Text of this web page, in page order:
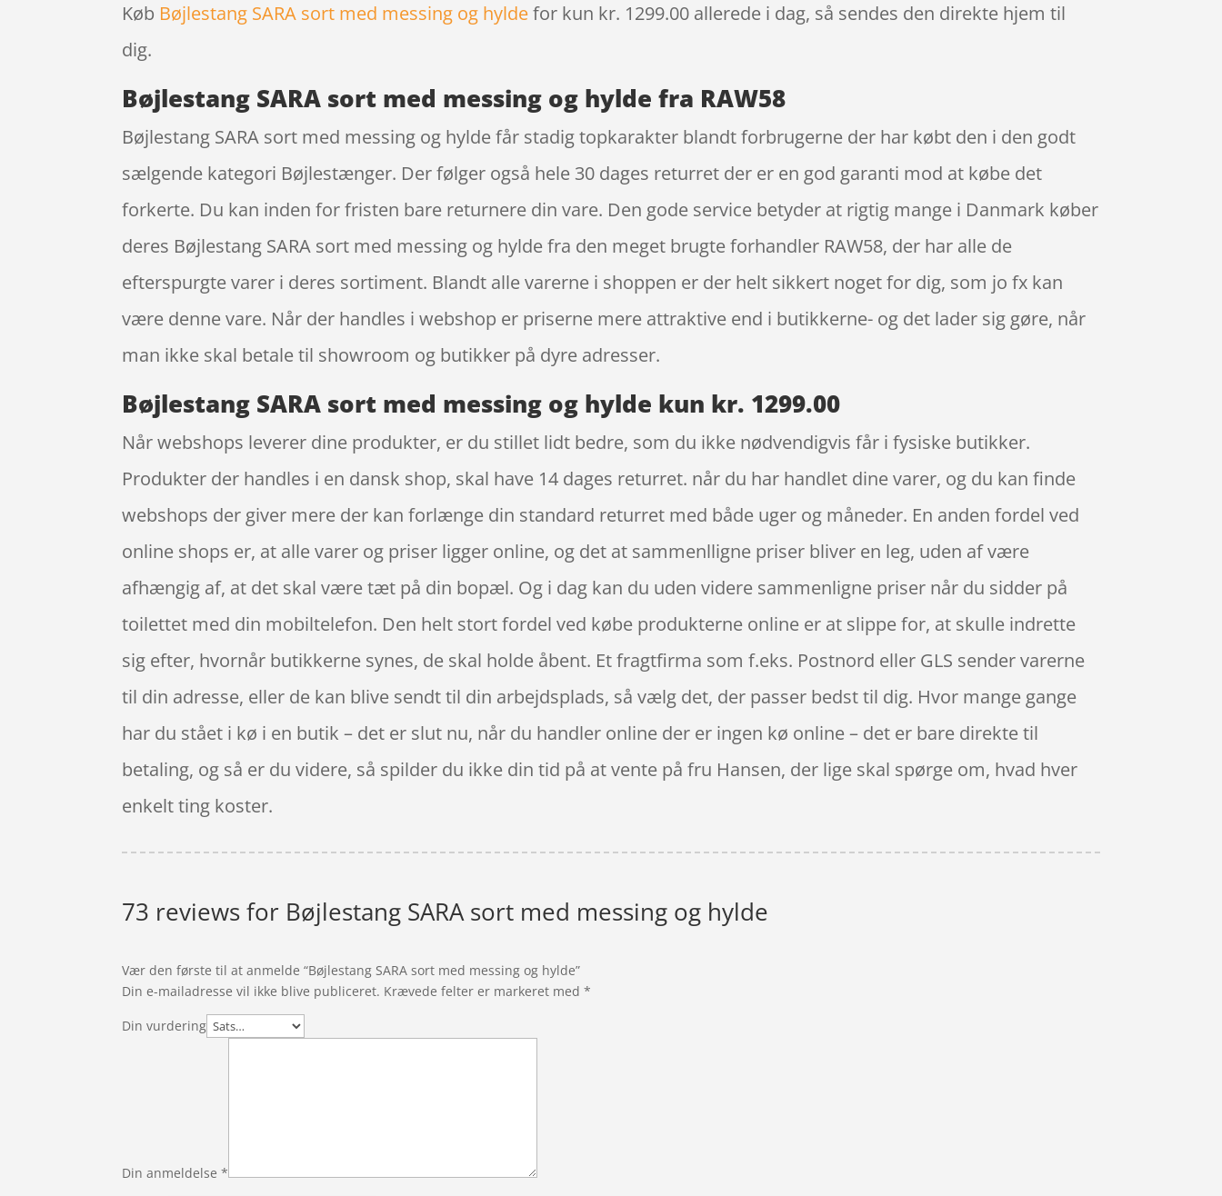
Køb Bøjlestang SARA sort med messing og hyldefor kun kr. 1299.00 allerede i dag, så sendes den direkte hjem til
dig.
Bøjlestang SARA sort med messing og hylde fra RAW58
Bøjlestang SARA sort med messing og hylde får stadig topkarakter blandt forbrugerne der har købt den i den godt
sælgende kategori Bøjlestænger. Der følger også hele 30 dages returret der er en god garanti mod at købe det
forkerte. Du kan inden for fristen bare returnere din vare. Den gode service betyder at rigtig mange i Danmark køber
deres Bøjlestang SARA sort med messing og hylde fra den meget brugte forhandler RAW58, der har alle de
efterspurgte varer i deres sortiment. Blandt alle varerne i shoppen er der helt sikkert noget for dig, som jo fx kan
være denne vare. Når der handles i webshop er priserne mere attraktive end i butikkerne- og det lader sig gøre, når
man ikke skal betale til showroom og butikker på dyre adresser.
Bøjlestang SARA sort med messing og hylde kun kr. 1299.00
Når webshops leverer dine produkter, er du stillet lidt bedre, som du ikke nødvendigvis får i fysiske butikker.
Produkter der handles i en dansk shop, skal have 14 dages returret. når du har handlet dine varer, og du kan finde
webshops der giver mere der kan forlænge din standard returret med både uger og måneder. En anden fordel ved
online shops er, at alle varer og priser ligger online, og det at sammenlligne priser bliver en leg, uden af være
afhængig af, at det skal være tæt på din bopæl. Og i dag kan du uden videre sammenligne priser når du sidder på
toilettet med din mobiltelefon. Den helt stort fordel ved købe produkterne online er at slippe for, at skulle indrette
sig efter, hvornår butikkerne synes, de skal holde åbent. Et fragtfirma som f.eks. Postnord eller GLS sender varerne
til din adresse, eller de kan blive sendt til din arbejdsplads, så vælg det, der passer bedst til dig. Hvor mange gange
har du stået i kø i en butik – det er slut nu, når du handler online der er ingen kø online – det er bare direkte til
betaling, og så er du videre, så spilder du ikke din tid på at vente på fru Hansen, der lige skal spørge om, hvad hver
enkelt ting koster.
73 reviews for Bøjlestang SARA sort med messing og hylde
Vær den første til at anmelde “Bøjlestang SARA sort med messing og hylde”
Din e-mailadresse vil ikke blive publiceret. Krævede felter er markeret med*
Din vurdering
Din anmeldelse*